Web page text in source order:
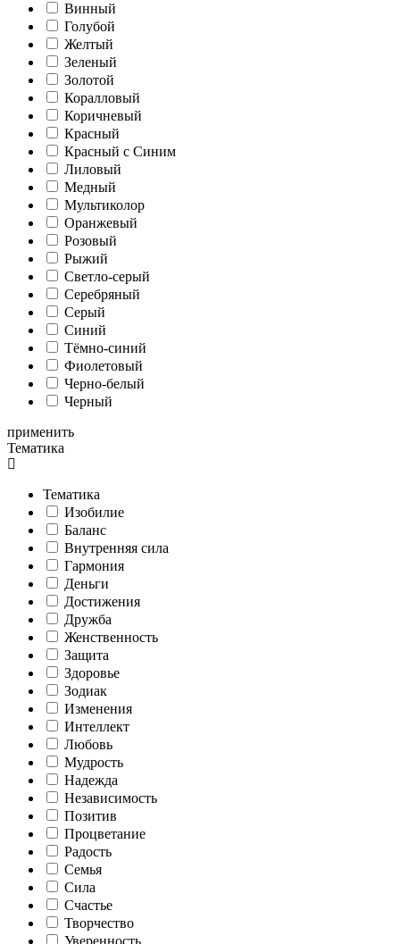
Винный
Голубой
Желтый
Зеленый
Золотой
Коралловый
Коричневый
Красный
Красный с Синим
Лиловый
Медный
Мультиколор
Оранжевый
Розовый
Рыжий
Светло-серый
Серебряный
Серый
Синий
Тёмно-синий
Фиолетовый
Черно-белый
Черный
применить
Тематика
Тематика
Изобилие
Баланс
Внутренняя сила
Гармония
Деньги
Достижения
Дружба
Женственность
Защита
Здоровье
Зодиак
Изменения
Интеллект
Любовь
Мудрость
Надежда
Независимость
Позитив
Процветание
Радость
Семья
Сила
Счастье
Творчество
Уверенность